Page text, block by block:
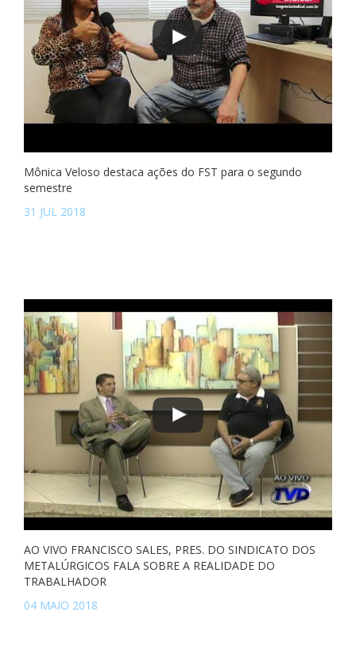
Mônica Veloso destaca ações do FST para o segundo
semestre
31 JUL 2018
AO VIVO FRANCISCO SALES, PRES. DO SINDICATO DOS
METALÚRGICOS FALA SOBRE A REALIDADE DO
TRABALHADOR
04 MAIO 2018